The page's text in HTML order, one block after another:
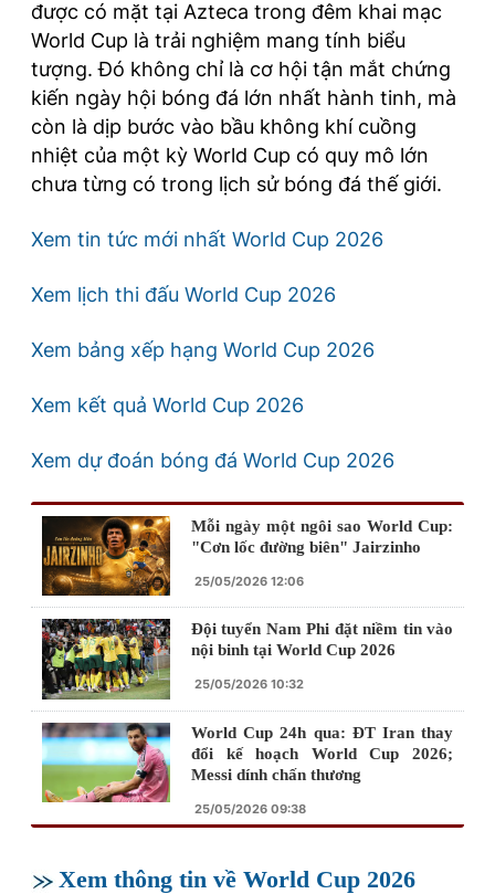
được có mặt tại Azteca trong đêm khai mạc
World Cup là trải nghiệm mang tính biểu
tượng. Đó không chỉ là cơ hội tận mắt chứng
kiến ngày hội bóng đá lớn nhất hành tinh, mà
còn là dịp bước vào bầu không khí cuồng
nhiệt của một kỳ World Cup có quy mô lớn
chưa từng có trong lịch sử bóng đá thế giới.
Xem tin tức mới nhất World Cup 2026
Xem lịch thi đấu World Cup 2026
Xem bảng xếp hạng World Cup 2026
Xem kết quả World Cup 2026
Xem dự đoán bóng đá World Cup 2026
Mỗi ngày một ngôi sao World Cup:
"Cơn lốc đường biên" Jairzinho
25/05/2026 12:06
Đội tuyển Nam Phi đặt niềm tin vào
nội binh tại World Cup 2026
25/05/2026 10:32
World Cup 24h qua: ĐT Iran thay
đổi kế hoạch World Cup 2026;
Messi dính chấn thương
25/05/2026 09:38
Xem thông tin về World Cup 2026